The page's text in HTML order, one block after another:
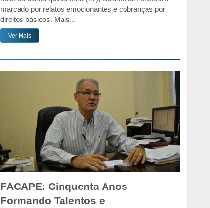
marcado por relatos emocionantes e cobranças por
direitos básicos. Mais...
Ver Mais
FACAPE: Cinquenta Anos
Formando Talentos e